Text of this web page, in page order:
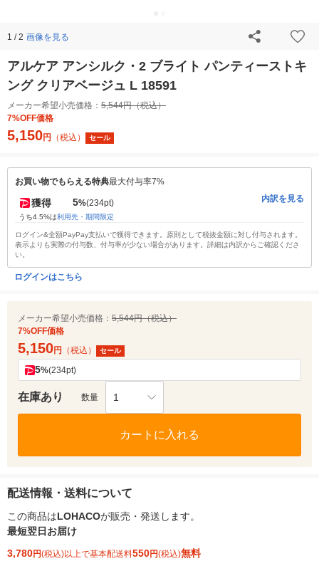
1 / 2 画像を見る
アルケア アンシルク・2 ブライト パンティーストキ
ング クリアベージュ L 18591
メーカー希望小売価格： 5,544円（税込）
7%OFF価格
5,150円 （税込） セール
お買い物でもらえる特典最大付与率7%
獲得 5%(234pt)
うち4.5%は利用先・期間限定
内訳を見る
ログイン&全額PayPay支払いで獲得できます。原則として税抜金額に対し付与されます。
表示よりも実際の付与数、付与率が少ない場合があります。詳細は内訳からご確認くださ
い。
ログインはこちら
メーカー希望小売価格： 5,544円（税込）
7%OFF価格
5,150円 （税込） セール
5%(234pt)
在庫あり 数量 1
カートに入れる
配送情報・送料について
この商品はLOHACOが販売・発送します。
最短翌日お届け
3,780円(税込)以上で基本配送料550円(税込)無料